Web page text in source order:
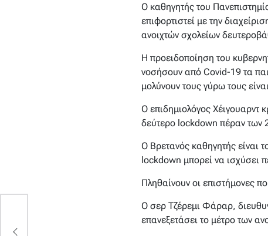
Ο καθηγητής του
επιφορτιστεί με την
ανοιχτών σχολείων
Η προειδοποίηση του
νοσήσουν από Covid-19 τα
μολύνουν τους γύρω τους
Ο επιδημιολόγος Χέιγουαρντ
δεύτερο lockdown πέραν των
Ο Βρετανός καθηγητής είναι
lockdown μπορεί να ισχύσει
Πληθαίνουν οι επιστήμονες
Ο σερ Τζέρεμι Φάραρ,
επανεξετάσει το μέτρο των